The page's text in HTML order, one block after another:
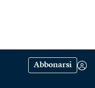
Abbonarsi